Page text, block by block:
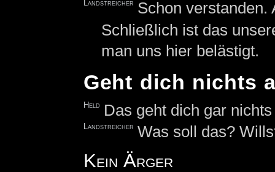
Landstreicher Schon verstanden.
Schließlich ist das
man uns hier belästigt.
Geht dich nichts
Held Das geht dich gar
Landstreicher Was soll das?
Kein Ärger